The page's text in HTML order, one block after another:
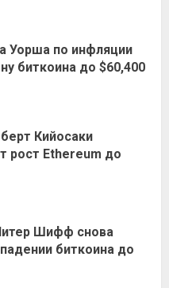
Уорша по инфляции
биткоина до $60,400
Кийосаки
рост Ethereum до
Шифф снова
биткоина до